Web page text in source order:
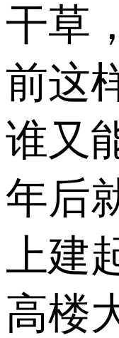
干草
前这
谁又
年后
上建
高楼